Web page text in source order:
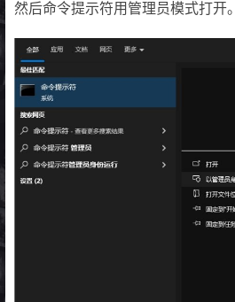
然后命令提示符用管理员模式打开。